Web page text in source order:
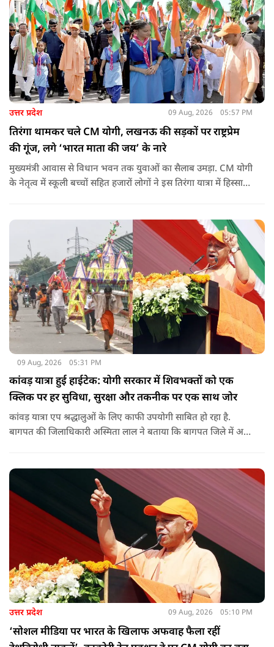
उत्तर प्रदेश 09 Aug, 2026 05:57 PM
तिरंगा थामकर चले CM योगी, लखनऊ की सड़कों पर राष्ट्रप्रेम
की गूंज, लगे ‘भारत माता की जय’ के नारे
मुख्यमंत्री आवास से विधान भवन तक युवाओं का सैलाब उमड़ा. CM योगी
के नेतृत्व में स्कूली बच्चों सहित हजारों लोगों ने इस तिरंगा यात्रा में हिस्सा
09 Aug, 2026 05:31 PM
कांवड़ यात्रा हुई हाईटेक: योगी सरकार में शिवभक्तों को एक
क्लिक पर हर सुविधा, सुरक्षा और तकनीक पर एक साथ जोर
कांवड़ यात्रा एप श्रद्धालुओं के लिए काफी उपयोगी साबित हो रहा है.
बागपत की जिलाधिकारी अस्मिता लाल ने बताया कि बागपत जिले में अब
उत्तर प्रदेश 09 Aug, 2026 05:10 PM
‘सोशल मीडिया पर भारत के खिलाफ अफवाह फैला रहीं